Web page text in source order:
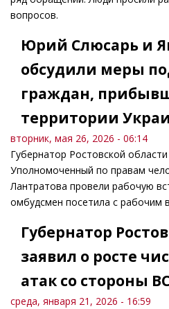
вопросов.
Юрий Слюсарь и
обсудили меры
граждан,
территории
вторник, мая 26, 2026 - 06:14
Губернатор Ростовской
Уполномоченный по правам
Лантратова провели рабочую
омбудсмен посетила с рабочим
Губернатор
заявил о росте
атак со стороны
среда, января 21, 2026 - 16:59